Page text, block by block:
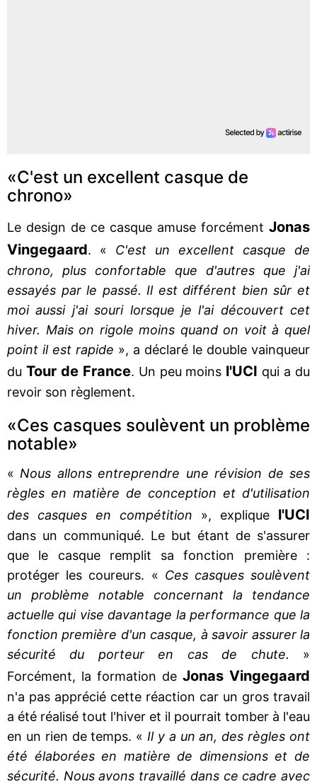
«C'est un excellent casque de
chrono»
Le design de ce casque amuse forcément Jonas
Vingegaard. « C'est un excellent casque de
chrono, plus confortable que d'autres que j'ai
essayés par le passé. Il est différent bien sûr et
moi aussi j'ai souri lorsque je l'ai découvert cet
hiver. Mais on rigole moins quand on voit à quel
point il est rapide », a déclaré le double vainqueur
du Tour de France. Un peu moins l'UCI qui a du
revoir son règlement.
«Ces casques soulèvent un problème
notable»
« Nous allons entreprendre une révision de ses
règles en matière de conception et d'utilisation
des casques en compétition », explique l'UCI
dans un communiqué. Le but étant de s'assurer
que le casque remplit sa fonction première :
protéger les coureurs. « Ces casques soulèvent
un problème notable concernant la tendance
actuelle qui vise davantage la performance que la
fonction première d'un casque, à savoir assurer la
sécurité du porteur en cas de chute. »
Forcément, la formation de Jonas Vingegaard
n'a pas apprécié cette réaction car un gros travail
a été réalisé tout l'hiver et il pourrait tomber à l'eau
en un rien de temps. « Il y a un an, des règles ont
été élaborées en matière de dimensions et de
sécurité. Nous avons travaillé dans ce cadre avec